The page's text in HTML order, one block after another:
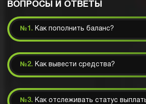
ВОПРОСЫ И ОТВЕТЫ
№1. Как пополнить баланс?
№2. Как вывести средства?
№3. Как отслеживать статус